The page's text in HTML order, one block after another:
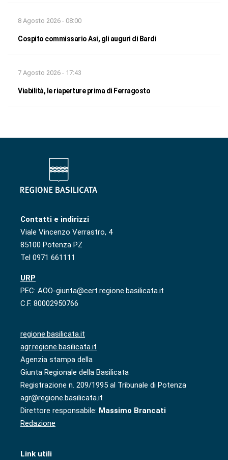
8 Agosto 2026 - 08:00
Cospito commissario Asi, gli auguri di Bardi
7 Agosto 2026 - 17:43
Viabilità, le riaperture prima di Ferragosto
Contatti e indirizzi
Viale Vincenzo Verrastro, 4
85100 Potenza PZ
Tel 0971 661111
URP
PEC: AOO-giunta@cert.regione.basilicata.it
C.F. 80002950766
regione.basilicata.it
agr.regione.basilicata.it
Agenzia stampa della
Giunta Regionale della Basilicata
Registrazione n. 209/1995 al Tribunale di Potenza
agr@regione.basilicata.it
Direttore responsabile: Massimo Brancati
Redazione
Link utili